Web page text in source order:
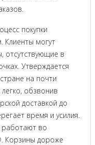
покупки
Клиенты могут
отсутствующие в
Утверждается
на почти
обзвонив
доставкой до
время и усилия.
работают во
Корзины дороже